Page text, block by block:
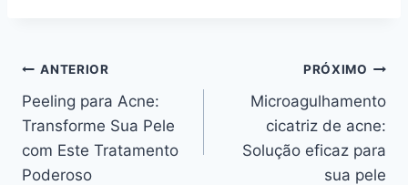
Navegação
de
Post
ANTERIOR
Peeling para Acne:
Transforme Sua Pele
com Este Tratamento
Poderoso
PRÓXIMO
Microagulhamento
cicatriz de acne:
Solução eficaz para
sua pele